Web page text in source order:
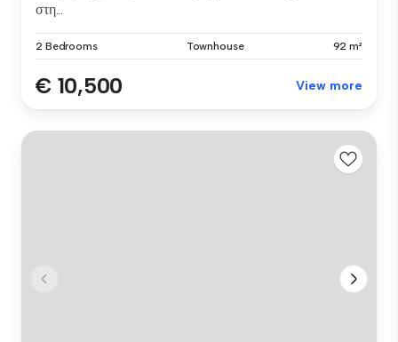
στη...
2 Bedrooms Townhouse 92 m²
€ 10,500 View more